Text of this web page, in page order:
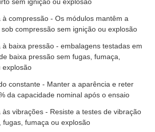
à compressão - Os módulos mantêm a
compressão sem ignição ou explosão
à baixa pressão - embalagens testadas em
baixa pressão sem fugas, fumaça,
explosão
constante - Manter a aparência e reter
da capacidade nominal após o ensaio
às vibrações - Resiste a testes de vibração
fugas, fumaça ou explosão